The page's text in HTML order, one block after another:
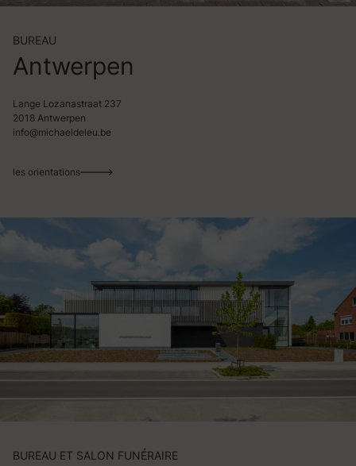
BUREAU
Antwerpen
Lange Lozanastraat 237
2018 Antwerpen
info@michaeldeleu.be
les orientations
BUREAU ET SALON FUNÉRAIRE